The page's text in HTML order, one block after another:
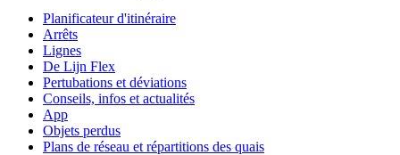
Planificateur d'itinéraire
Arrêts
Lignes
De Lijn Flex
Pertubations et déviations
Conseils, infos et actualités
App
Objets perdus
Plans de réseau et répartitions des quais